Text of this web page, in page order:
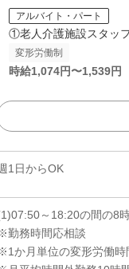
アルバイト・パート
①老人介護施設スタッ
変形労働制
時給1,074円〜1,539円
1日からOK
～18:20の間の8
勤務時間応相談
か月単位の変形労働時